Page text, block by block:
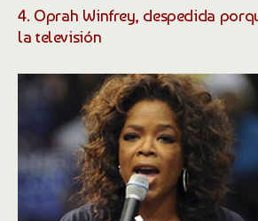
4. Oprah Winfrey, despedida
la televisión